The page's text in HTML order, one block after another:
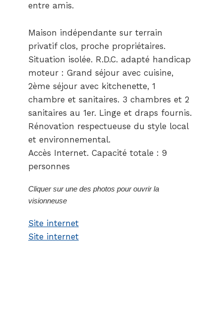
entre amis.
Maison indépendante sur terrain
privatif clos, proche propriétaires.
Situation isolée. R.D.C. adapté handicap
moteur : Grand séjour avec cuisine,
2ème séjour avec kitchenette, 1
chambre et sanitaires. 3 chambres et 2
sanitaires au 1er. Linge et draps fournis.
Rénovation respectueuse du style local
et environnemental.
Accès Internet. Capacité totale : 9
personnes
Cliquer sur une des photos pour ouvrir la
visionneuse
Site internet
Site internet